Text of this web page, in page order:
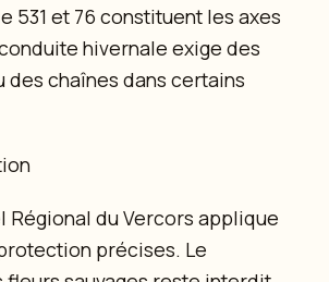
531 et 76 constituent les axes
hivernale exige des
des chaînes dans certains
Régional du Vercors applique
précises. Le